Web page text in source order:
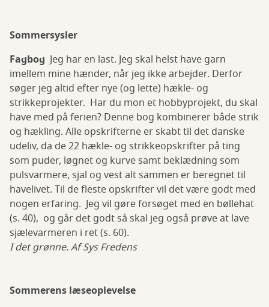
Sommersysler
Fagbog Jeg har en last. Jeg skal helst have garn
imellem mine hænder, når jeg ikke arbejder. Derfor
søger jeg altid efter nye (og lette) hækle- og
strikkeprojekter. Har du mon et hobbyprojekt, du skal
have med på ferien? Denne bog kombinerer både strik
og hækling. Alle opskrifterne er skabt til det danske
udeliv, da de 22 hækle- og strikkeopskrifter på ting
som puder, løgnet og kurve samt beklædning som
pulsvarmere, sjal og vest alt sammen er beregnet til
havelivet. Til de fleste opskrifter vil det være godt med
nogen erfaring. Jeg vil gøre forsøget med en bøllehat
(s. 40), og går det godt så skal jeg også prøve at lave
sjælevarmeren i ret (s. 60).
I det grønne. Af Sys Fredens
Sommerens læseoplevelse